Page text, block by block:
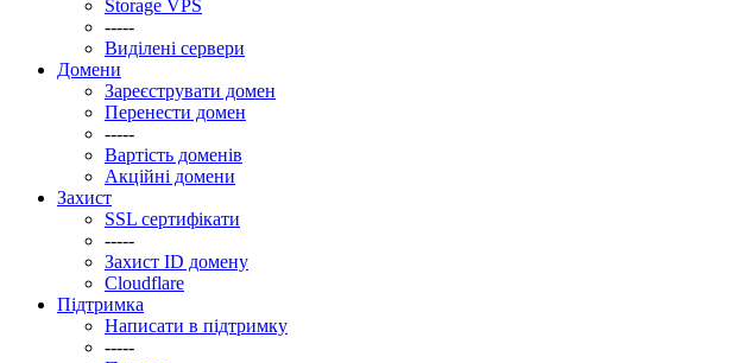
Stоrage VPS
-----
Виділені сервери
Домени
Зареєструвати домен
Перенести домен
-----
Вартість доменів
Акційні домени
Захист
SSL сертифікати
-----
Захист ID домену
Clоudflare
Підтримка
Написати в підтримку
-----